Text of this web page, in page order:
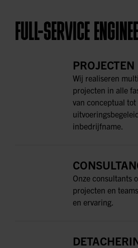
FULL-SERVICE
PROJECTEN
Wij realiseren
projecten in alle
van conceptual tot
inbedrijfname.
Onze consultants
projecten en
en ervaring.